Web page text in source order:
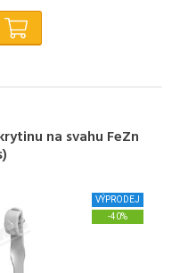
na svahu FeZn
VÝPRODEJ
-40%